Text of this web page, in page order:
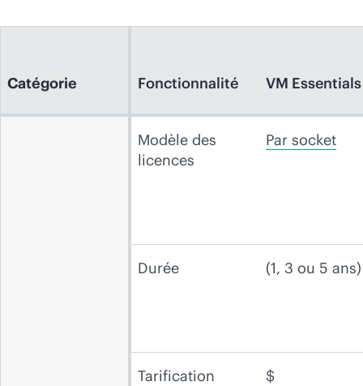
Catégorie Fonctionnalité VM Essentials
Modèle des
licences
Par socket
Durée (1, 3 ou 5 ans)
Tarification $